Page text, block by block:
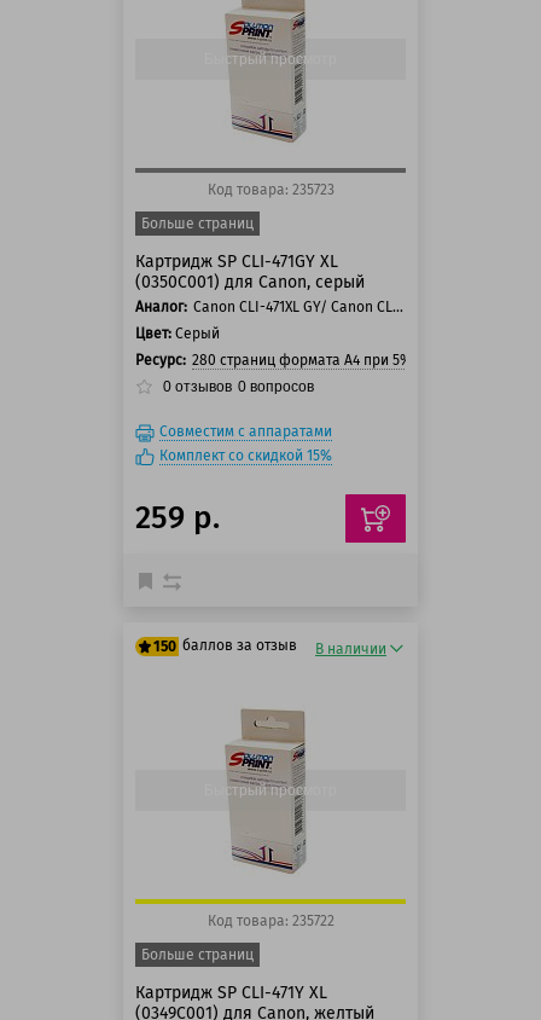
150 баллов
Быстрый просмотр
Код товара: 235723
Больше страниц
Картридж SP CLI-471GY XL
(0350C001) для Canon, серый
Аналог:
Canon CLI-471XL GY/ Canon CLI-471GY
Цвет: Серый
Ресурс: 280 страниц формата А4 при 5% заполнении
0 отзывов 0 вопросов
Совместим с аппаратами
Комплект со скидкой 15%
259 р.
150 баллов за отзыв
150 баллов
В наличии
Быстрый просмотр
Код товара: 235722
Больше страниц
Картридж SP CLI-471Y XL
(0349C001) для Canon, желтый